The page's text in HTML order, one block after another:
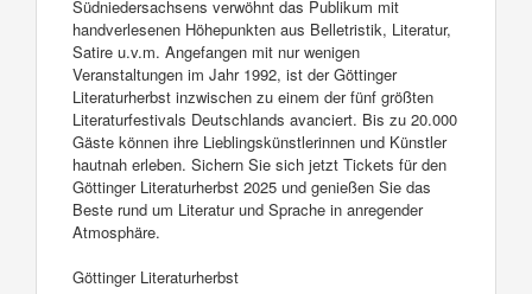
Südniedersachsens verwöhnt das Publikum mit
handverlesenen Höhepunkten aus Belletristik, Literatur,
Satire u.v.m. Angefangen mit nur wenigen
Veranstaltungen im Jahr 1992, ist der Göttinger
Literaturherbst inzwischen zu einem der fünf größten
Literaturfestivals Deutschlands avanciert. Bis zu 20.000
Gäste können ihre Lieblingskünstlerinnen und Künstler
hautnah erleben. Sichern Sie sich jetzt Tickets für den
Göttinger Literaturherbst 2025 und genießen Sie das
Beste rund um Literatur und Sprache in anregender
Atmosphäre.
Göttinger Literaturherbst